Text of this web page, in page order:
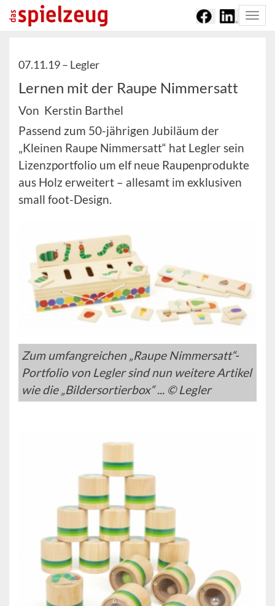
07.11.19 – Legler
Lernen mit der Raupe Nimmersatt
Von Kerstin Barthel
Passend zum 50-jährigen Jubiläum der
„Kleinen Raupe Nimmersatt“ hat Legler sein
Lizenzportfolio um elf neue Raupenprodukte
aus Holz erweitert – allesamt im exklusiven
small foot-Design.
Zum umfangreichen „Raupe Nimmersatt“-
Portfolio von Legler sind nun weitere Artikel
wie die „Bildersortierbox“ ... © Legler